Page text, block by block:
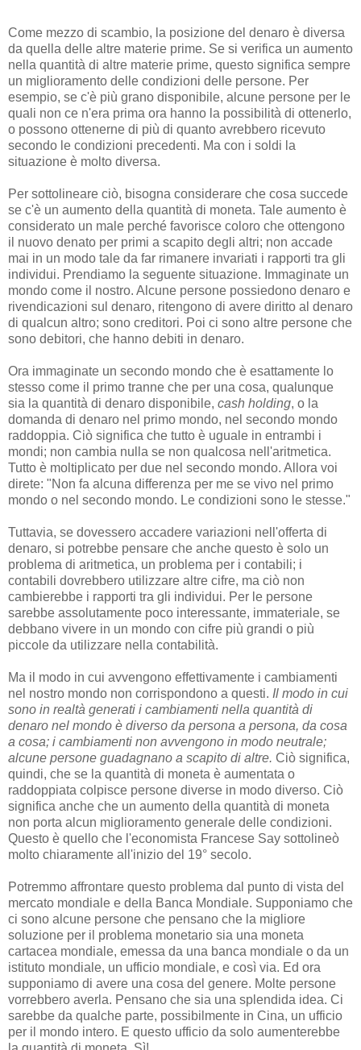
Come mezzo di scambio, la posizione del denaro è diversa
da quella delle altre materie prime. Se si verifica un aumento
nella quantità di altre materie prime, questo significa sempre
un miglioramento delle condizioni delle persone. Per
esempio, se c'è più grano disponibile, alcune persone per le
quali non ce n'era prima ora hanno la possibilità di ottenerlo,
o possono ottenerne di più di quanto avrebbero ricevuto
secondo le condizioni precedenti. Ma con i soldi la
situazione è molto diversa.
Per sottolineare ciò, bisogna considerare che cosa succede
se c'è un aumento della quantità di moneta. Tale aumento è
considerato un male perché favorisce coloro che ottengono
il nuovo denato per primi a scapito degli altri; non accade
mai in un modo tale da far rimanere invariati i rapporti tra gli
individui. Prendiamo la seguente situazione. Immaginate un
mondo come il nostro. Alcune persone possiedono denaro e
rivendicazioni sul denaro, ritengono di avere diritto al denaro
di qualcun altro; sono creditori. Poi ci sono altre persone che
sono debitori, che hanno debiti in denaro.
Ora immaginate un secondo mondo che è esattamente lo
stesso come il primo tranne che per una cosa, qualunque
sia la quantità di denaro disponibile, cash holding, o la
domanda di denaro nel primo mondo, nel secondo mondo
raddoppia. Ciò significa che tutto è uguale in entrambi i
mondi; non cambia nulla se non qualcosa nell'aritmetica.
Tutto è moltiplicato per due nel secondo mondo. Allora voi
direte: "Non fa alcuna differenza per me se vivo nel primo
mondo o nel secondo mondo. Le condizioni sono le stesse."
Tuttavia, se dovessero accadere variazioni nell'offerta di
denaro, si potrebbe pensare che anche questo è solo un
problema di aritmetica, un problema per i contabili; i
contabili dovrebbero utilizzare altre cifre, ma ciò non
cambierebbe i rapporti tra gli individui. Per le persone
sarebbe assolutamente poco interessante, immateriale, se
debbano vivere in un mondo con cifre più grandi o più
piccole da utilizzare nella contabilità.
Ma il modo in cui avvengono effettivamente i cambiamenti
nel nostro mondo non corrispondono a questi. Il modo in cui
sono in realtà generati i cambiamenti nella quantità di
denaro nel mondo è diverso da persona a persona, da cosa
a cosa; i cambiamenti non avvengono in modo neutrale;
alcune persone guadagnano a scapito di altre. Ciò significa,
quindi, che se la quantità di moneta è aumentata o
raddoppiata colpisce persone diverse in modo diverso. Ciò
significa anche che un aumento della quantità di moneta
non porta alcun miglioramento generale delle condizioni.
Questo è quello che l'economista Francese Say sottolineò
molto chiaramente all'inizio del 19° secolo.
Potremmo affrontare questo problema dal punto di vista del
mercato mondiale e della Banca Mondiale. Supponiamo che
ci sono alcune persone che pensano che la migliore
soluzione per il problema monetario sia una moneta
cartacea mondiale, emessa da una banca mondiale o da un
istituto mondiale, un ufficio mondiale, e così via. Ed ora
supponiamo di avere una cosa del genere. Molte persone
vorrebbero averla. Pensano che sia una splendida idea. Ci
sarebbe da qualche parte, possibilmente in Cina, un ufficio
per il mondo intero. E questo ufficio da solo aumenterebbe